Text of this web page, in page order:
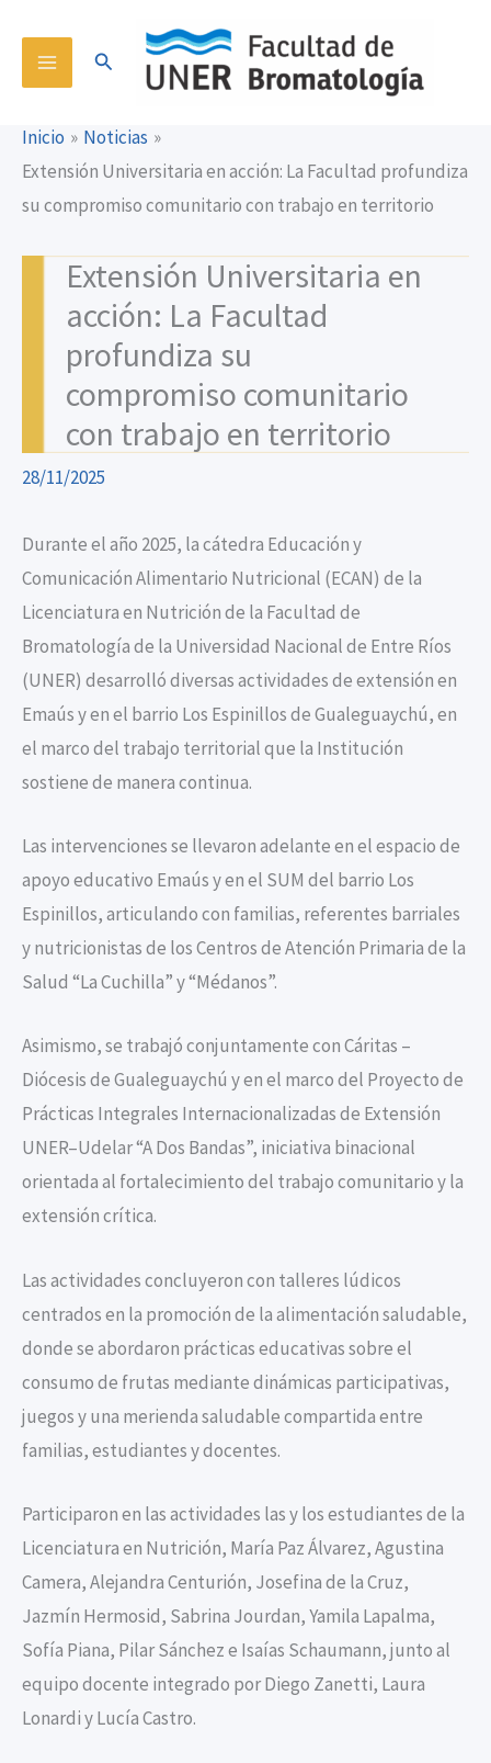
contenido
Buscar
Inicio
Noticias
Extensión Universitaria en acción: La Facultad profundiza
su compromiso comunitario con trabajo en territorio
Extensión Universitaria en
acción: La Facultad
profundiza su
compromiso comunitario
con trabajo en territorio
28/11/2025
Durante el año 2025, la cátedra Educación y
Comunicación Alimentario Nutricional (ECAN) de la
Licenciatura en Nutrición de la Facultad de
Bromatología de la Universidad Nacional de Entre Ríos
(UNER) desarrolló diversas actividades de extensión en
Emaús y en el barrio Los Espinillos de Gualeguaychú, en
el marco del trabajo territorial que la Institución
sostiene de manera continua.
Las intervenciones se llevaron adelante en el espacio de
apoyo educativo Emaús y en el SUM del barrio Los
Espinillos, articulando con familias, referentes barriales
y nutricionistas de los Centros de Atención Primaria de la
Salud “La Cuchilla” y “Médanos”.
Asimismo, se trabajó conjuntamente con Cáritas –
Diócesis de Gualeguaychú y en el marco del Proyecto de
Prácticas Integrales Internacionalizadas de Extensión
UNER–Udelar “A Dos Bandas”, iniciativa binacional
orientada al fortalecimiento del trabajo comunitario y la
extensión crítica.
Las actividades concluyeron con talleres lúdicos
centrados en la promoción de la alimentación saludable,
donde se abordaron prácticas educativas sobre el
consumo de frutas mediante dinámicas participativas,
juegos y una merienda saludable compartida entre
familias, estudiantes y docentes.
Participaron en las actividades las y los estudiantes de la
Licenciatura en Nutrición, María Paz Álvarez, Agustina
Camera, Alejandra Centurión, Josefina de la Cruz,
Jazmín Hermosid, Sabrina Jourdan, Yamila Lapalma,
Sofía Piana, Pilar Sánchez e Isaías Schaumann, junto al
equipo docente integrado por Diego Zanetti, Laura
Lonardi y Lucía Castro.